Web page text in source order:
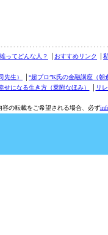
ってどんな人？ おすすめリンク
先生）
“超プロ”K氏の金融講座（朝
せになる生き方（乗附なほみ）
リ
の転載をご希望される場合、必ず